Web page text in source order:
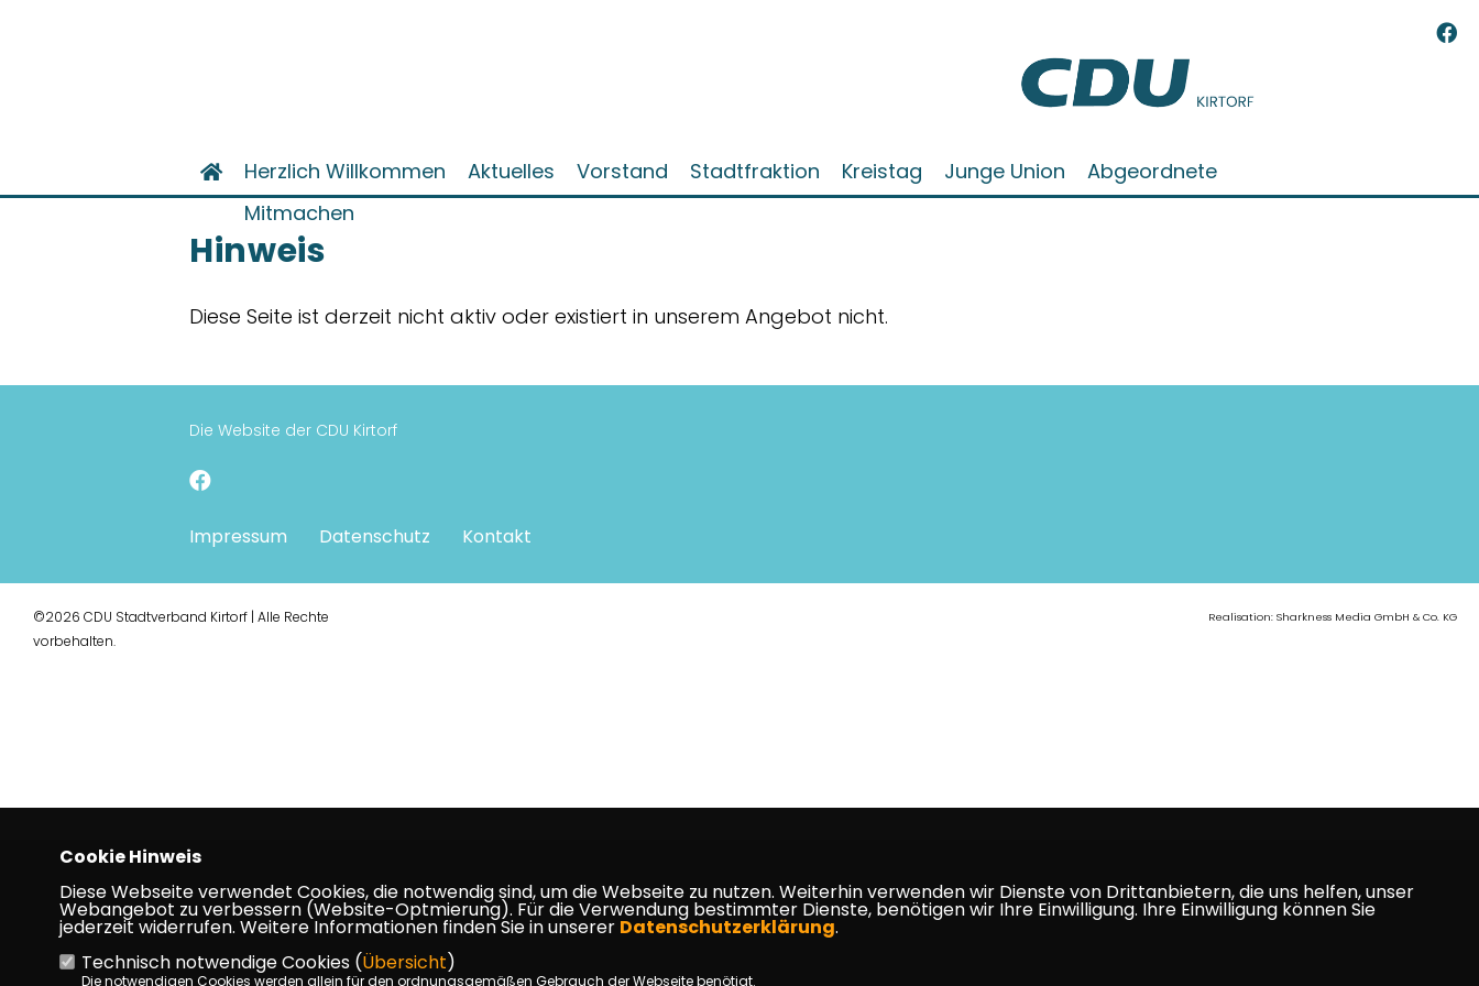
Herzlich Willkommen Aktuelles Vorstand Stadtfraktion Kreistag Junge Union
Abgeordnete
Mitmachen
Hinweis
Diese Seite ist derzeit nicht aktiv oder existiert in unserem Angebot nicht.
Die Website der CDU Kirtorf
Impressum Datenschutz Kontakt
©2026 CDU Stadtverband Kirtorf | Alle Rechte
vorbehalten.
Realisation: Sharkness Media GmbH & Co. KG
Cookie Hinweis
Diese Webseite verwendet Cookies, die notwendig sind, um die Webseite zu nutzen. Weiterhin verwenden wir Dienste von Drittanbietern, die uns helfen, unser
Webangebot zu verbessern (Website-Optmierung). Für die Verwendung bestimmter Dienste, benötigen wir Ihre Einwilligung. Ihre Einwilligung können Sie
jederzeit widerrufen. Weitere Informationen finden Sie in unserer Datenschutzerklärung.
Technisch notwendige Cookies (Übersicht)
Die notwendigen Cookies werden allein für den ordnungsgemäßen Gebrauch der Webseite benötigt.